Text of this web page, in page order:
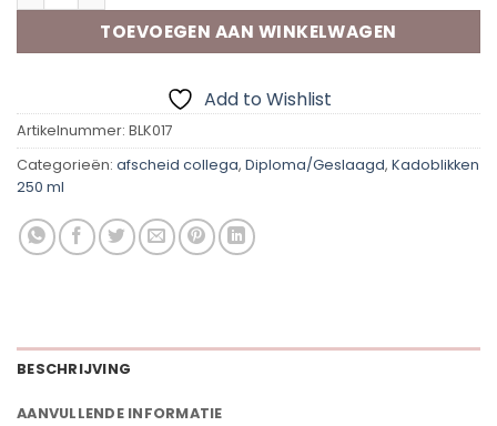
TOEVOEGEN AAN WINKELWAGEN
Add to Wishlist
Artikelnummer: BLK017
Categorieën: afscheid collega, Diploma/Geslaagd, Kadoblikken
250 ml
BESCHRIJVING
AANVULLENDE INFORMATIE